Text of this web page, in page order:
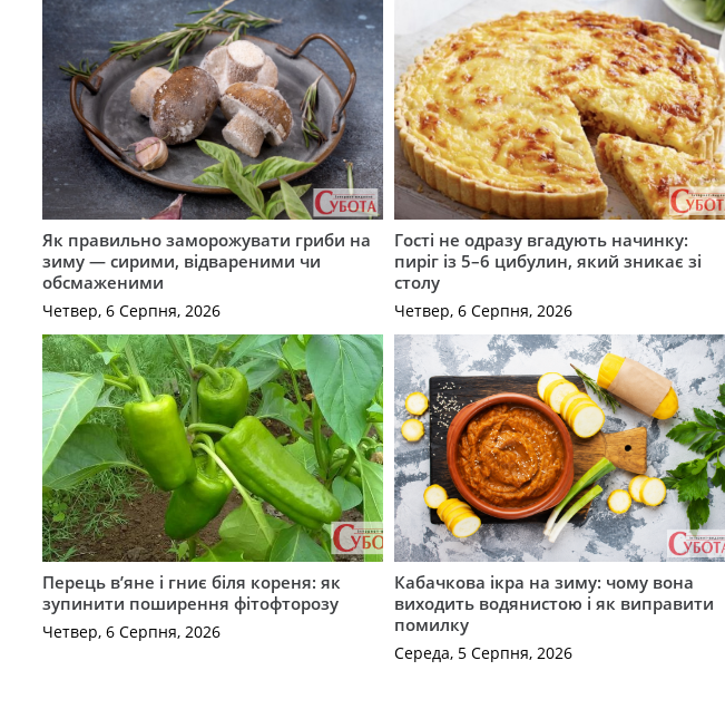
Як правильно заморожувати гриби на
зиму — сирими, відвареними чи
обсмаженими
Четвер, 6 Серпня, 2026
Гості не одразу вгадують начинку:
пиріг із 5–6 цибулин, який зникає зі
столу
Четвер, 6 Серпня, 2026
Перець в’яне і гниє біля кореня: як
зупинити поширення фітофторозу
Четвер, 6 Серпня, 2026
Кабачкова ікра на зиму: чому вона
виходить водянистою і як виправити
помилку
Середа, 5 Серпня, 2026